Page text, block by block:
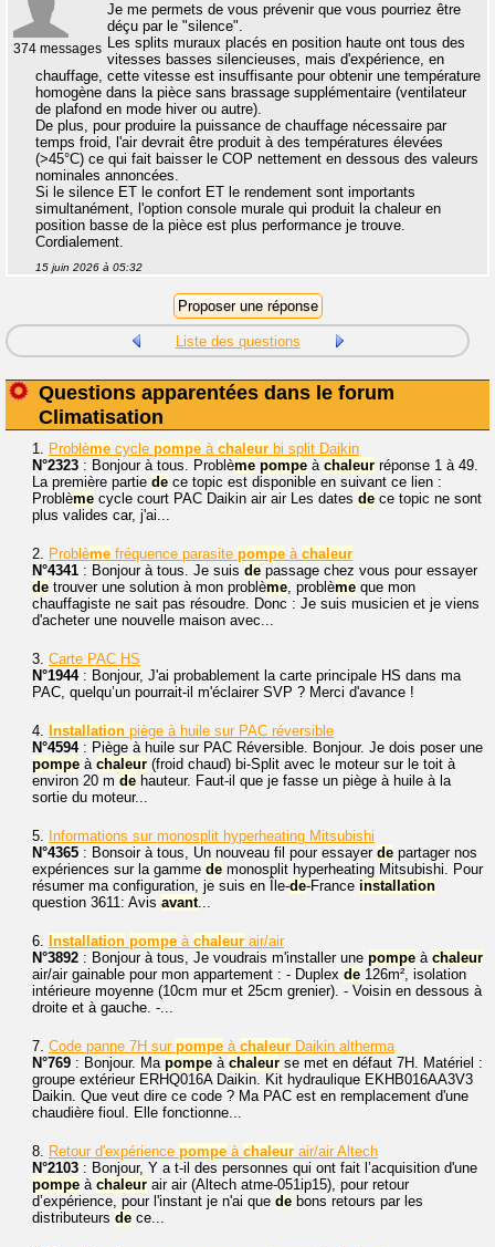
374 messages
Je me permets de vous prévenir que vous pourriez être
déçu par le "silence".
Les splits muraux placés en position haute ont tous des
vitesses basses silencieuses, mais d'expérience, en
chauffage, cette vitesse est insuffisante pour obtenir une température
homogène dans la pièce sans brassage supplémentaire (ventilateur
de plafond en mode hiver ou autre).
De plus, pour produire la puissance de chauffage nécessaire par
temps froid, l'air devrait être produit à des températures élevées
(>45°C) ce qui fait baisser le COP nettement en dessous des valeurs
nominales annoncées.
Si le silence ET le confort ET le rendement sont importants
simultanément, l'option console murale qui produit la chaleur en
position basse de la pièce est plus performance je trouve.
Cordialement.
15 juin 2026 à 05:32
Liste des questions
Questions apparentées dans le forum
Climatisation
1. Problème cycle pompe à chaleur bi split Daikin
N°2323 : Bonjour à tous. Problème pompe à chaleur réponse 1 à 49.
La première partie de ce topic est disponible en suivant ce lien :
Problème cycle court PAC Daikin air air Les dates de ce topic ne sont
plus valides car, j'ai...
2. Problème fréquence parasite pompe à chaleur
N°4341 : Bonjour à tous. Je suis de passage chez vous pour essayer
de trouver une solution à mon problème, problème que mon
chauffagiste ne sait pas résoudre. Donc : Je suis musicien et je viens
d'acheter une nouvelle maison avec...
3. Carte PAC HS
N°1944: Bonjour, J'ai probablement la carte principale HS dans ma
PAC, quelqu’un pourrait-il m'éclairer SVP ? Merci d'avance !
4. Installation piège à huile sur PAC réversible
N°4594: Piège à huile sur PAC Réversible. Bonjour. Je dois poser une
pompe à chaleur (froid chaud) bi-Split avec le moteur sur le toit à
environ 20 m de hauteur. Faut-il que je fasse un piège à huile à la
sortie du moteur...
5. Informations sur monosplit hyperheating Mitsubishi
N°4365 : Bonsoir à tous, Un nouveau fil pour essayer de partager nos
expériences sur la gamme de monosplit hyperheating Mitsubishi. Pour
résumer ma configuration, je suis en Île-de-France installation
question 3611: Avis avant...
6. Installation pompe à chaleur air/air
N°3892 : Bonjour à tous, Je voudrais m'installer une pompe à chaleur
air/air gainable pour mon appartement : - Duplex de 126m², isolation
intérieure moyenne (10cm mur et 25cm grenier). - Voisin en dessous à
droite et à gauche. -...
7. Code panne 7H sur pompe à chaleur Daikin altherma
N°769 : Bonjour. Ma pompe à chaleur se met en défaut 7H. Matériel :
groupe extérieur ERHQ016A Daikin. Kit hydraulique EKHB016AA3V3
Daikin. Que veut dire ce code ? Ma PAC est en remplacement d'une
chaudière fioul. Elle fonctionne...
8. Retour d'expérience pompe à chaleur air/air Altech
N°2103 : Bonjour, Y a t-il des personnes qui ont fait l’acquisition d'une
pompe à chaleur air air (Altech atme-051ip15), pour retour
d’expérience, pour l'instant je n'ai que de bons retours par les
distributeurs de ce...